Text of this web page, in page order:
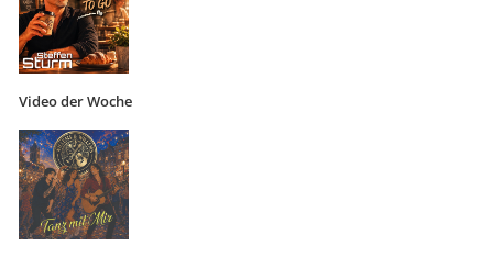
Video der Woche